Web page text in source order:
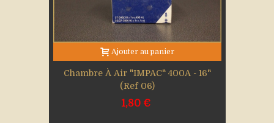
Ajouter au panier
Chambre À Air "IMPAC" 400A - 16"
(Ref 06)
1,80 €